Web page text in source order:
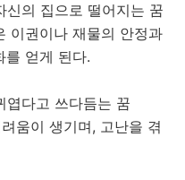
의 집으로 떨어지는 꿈
이권이나 재물의 안정과
를 얻게 된다.
다고 쓰다듬는 꿈
움이 생기며, 고난을 겪